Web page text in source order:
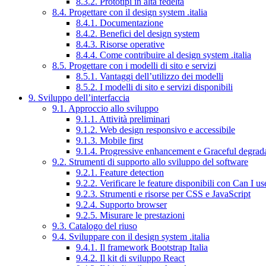
8.4. Progettare con il design system .italia
8.4.1. Documentazione
8.4.2. Benefici del design system
8.4.3. Risorse operative
8.4.4. Come contribuire al design system .italia
8.5. Progettare con i modelli di sito e servizi
8.5.1. Vantaggi dell’utilizzo dei modelli
8.5.2. I modelli di sito e servizi disponibili
9. Sviluppo dell’interfaccia
9.1. Approccio allo sviluppo
9.1.1. Attività preliminari
9.1.2. Web design responsivo e accessibile
9.1.3. Mobile first
9.1.4. Progressive enhancement e Graceful
9.2. Strumenti di supporto allo sviluppo del software
9.2.1. Feature detection
9.2.2. Verificare le feature disponibili con Can I
9.2.3. Strumenti e risorse per CSS e JavaScript
9.2.4. Supporto browser
9.2.5. Misurare le prestazioni
9.3. Catalogo del riuso
9.4. Sviluppare con il design system .italia
9.4.1. Il framework Bootstrap Italia
9.4.2. Il kit di sviluppo React